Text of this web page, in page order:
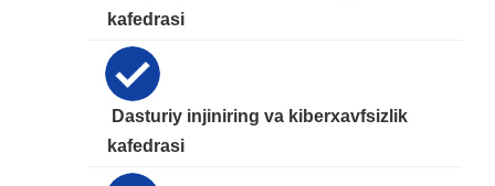
kafedrasi
Dasturiy injiniring va kiberxavfsizlik
kafedrasi